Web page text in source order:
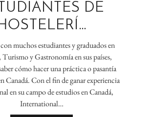
DE
muchos estudiantes y graduados en
y Gastronomía en sus países,
cómo hacer una práctica o pasantía
Canadá. Con el fin de ganar experiencia
en su campo de estudios en Canadá,
International…